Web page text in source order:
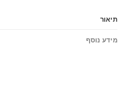
תיאור
מידע נוסף